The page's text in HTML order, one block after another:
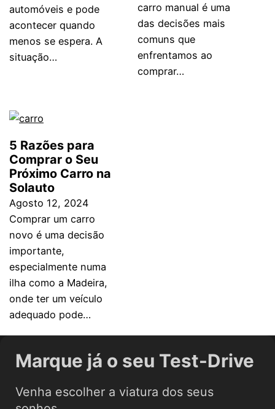
automóveis e pode
acontecer quando
menos se espera. A
situação…
carro manual é uma
das decisões mais
comuns que
enfrentamos ao
comprar…
5 Razões para
Comprar o Seu
Próximo Carro na
Solauto
Agosto 12, 2024
Comprar um carro
novo é uma decisão
importante,
especialmente numa
ilha como a Madeira,
onde ter um veículo
adequado pode…
Marque já o seu Test-Drive
Venha escolher a viatura dos seus